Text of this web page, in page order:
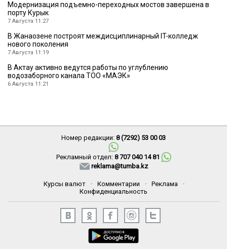
Модернизация подъемно-переходных мостов завершена в
порту Курык
7 Августа 11:27
В Жанаозене построят междисциплинарный IT-колледж
нового поколения
7 Августа 11:19
В Актау активно ведутся работы по углублению
водозаборного канала ТОО «МАЭК»
6 Августа 11:21
Номер редакции: 8 (7292) 53 00 03
Рекламный отдел: 8 707 040 14 81
reklama@tumba.kz
Курсы валют · Комментарии · Реклама
·
Конфиденциальность